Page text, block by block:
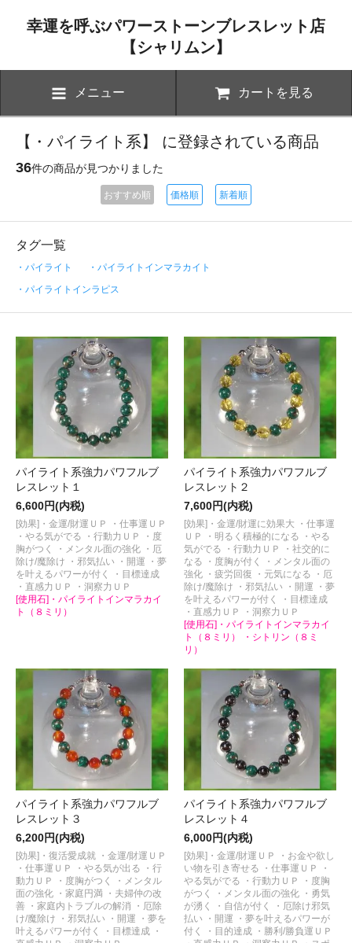
幸運を呼ぶパワーストーンブレスレット店
【シャリムン】
メニュー カートを見る
【・パイライト系】 に登録されている商品
36件の商品が見つかりました
おすすめ順 価格順 新着順
タグ一覧
・パイライト
・パイライトインマラカイト
・パイライトインラピス
パイライト系強力パワフルブ
レスレット１
6,600円(内税)
[効果]・金運/財運ＵＰ ・仕事運ＵＰ
・やる気がでる ・行動力ＵＰ ・度
胸がつく ・メンタル面の強化 ・厄
除け/魔除け ・邪気払い ・開運 ・夢
を叶えるパワーが付く ・目標達成
・直感力ＵＰ ・洞察力ＵＰ
[使用石]・パイライトインマラカイ
ト（８ミリ）
パイライト系強力パワフルブ
レスレット２
7,600円(内税)
[効果]・金運/財運に効果大 ・仕事運
ＵＰ ・明るく積極的になる ・やる
気がでる ・行動力ＵＰ ・社交的に
なる ・度胸が付く ・メンタル面の
強化 ・疲労回復 ・元気になる ・厄
除け/魔除け ・邪気払い ・開運 ・夢
を叶えるパワーが付く ・目標達成
・直感力ＵＰ ・洞察力ＵＰ
[使用石]・パイライトインマラカイ
ト（８ミリ） ・シトリン（８ミ
リ）
パイライト系強力パワフルブ
レスレット３
6,200円(内税)
[効果]・復活愛成就 ・金運/財運ＵＰ
・仕事運ＵＰ ・やる気が出る ・行
動力ＵＰ ・度胸がつく ・メンタル
面の強化 ・家庭円満 ・夫婦仲の改
善 ・家庭内トラブルの解消 ・厄除
け/魔除け ・邪気払い ・開運 ・夢を
叶えるパワーが付く ・目標達成 ・
パイライト系強力パワフルブ
レスレット４
6,000円(内税)
[効果]・金運/財運ＵＰ ・お金や欲し
い物を引き寄せる ・仕事運ＵＰ ・
やる気がでる ・行動力ＵＰ ・度胸
がつく ・メンタル面の強化 ・勇気
が湧く ・自信が付く ・厄除け邪気
払い ・開運 ・夢を叶えるパワーが
付く ・目的達成 ・勝利/勝負運ＵＰ